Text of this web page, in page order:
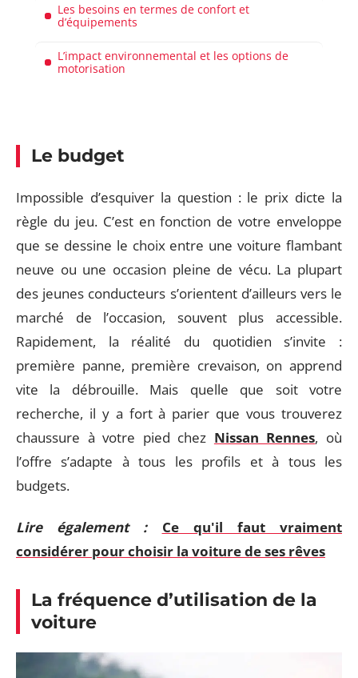
Les besoins en termes de confort et
d’équipements
L’impact environnemental et les options de
motorisation
Le budget
Impossible d’esquiver la question : le prix dicte la
règle du jeu. C’est en fonction de votre enveloppe
que se dessine le choix entre une voiture flambant
neuve ou une occasion pleine de vécu. La plupart
des jeunes conducteurs s’orientent d’ailleurs vers le
marché de l’occasion, souvent plus accessible.
Rapidement, la réalité du quotidien s’invite :
première panne, première crevaison, on apprend
vite la débrouille. Mais quelle que soit votre
recherche, il y a fort à parier que vous trouverez
chaussure à votre pied chez Nissan Rennes, où
l’offre s’adapte à tous les profils et à tous les
budgets.
Lire également :
Ce qu'il faut vraiment
considérer pour choisir la voiture de ses rêves
La fréquence d’utilisation de la
voiture